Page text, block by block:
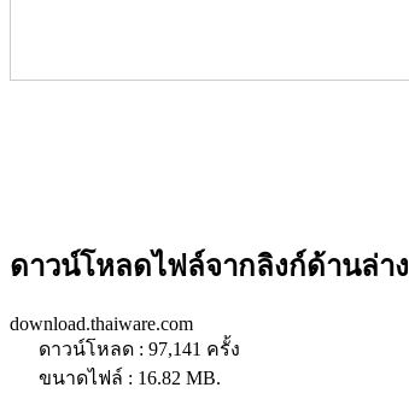
ดาวน์โหลดไฟล์จากลิงก์ด้านล่าง
download.thaiware.com
ดาวน์โหลด : 97,141 ครั้ง
ขนาดไฟล์ : 16.82 MB.